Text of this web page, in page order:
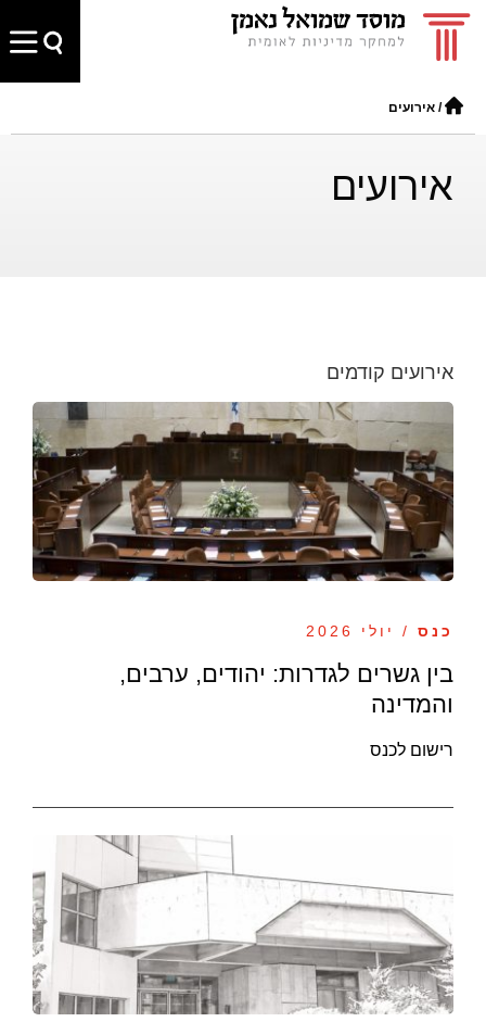
/ אירועים
אירועים
אירועים קודמים
כנס / יולי 2026
בין גשרים לגדרות: יהודים, ערבים,
והמדינה
רישום לכנס